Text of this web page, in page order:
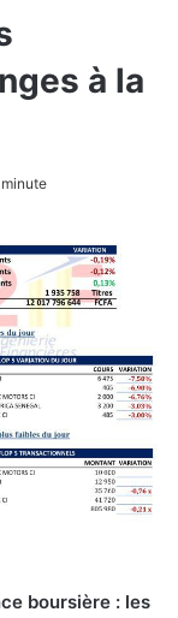
à la
boursière : les